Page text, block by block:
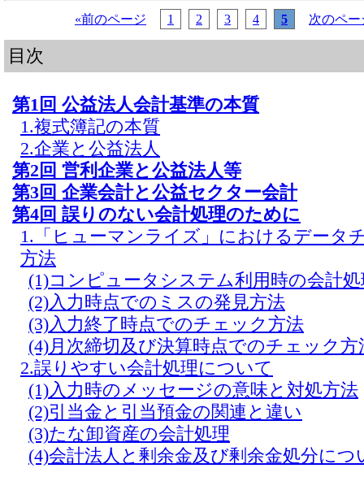
«前のページ 1 2 3 4 5 次のペー
目次
第1回 公益法人会計基準の本質
1.複式簿記の本質
2.企業と公益法人
第2回 営利企業と公益法人等
第3回 企業会計と公益セクター会計
第4回 誤りのない会計処理のために
1.「ヒューマンライズ」におけるデータ
方法
(1)コンピュータシステム利用時の会計
(2)入力時点でのミスの発見方法
(3)入力終了時点でのチェック方法
(4)月次締切及び決算時点でのチェック方
2.誤りやすい会計処理について
(1)入力時のメッセージの意味と対処方法
(2)引当金と引当預金の関連と違い
(3)たな卸資産の会計処理
(4)会計法人と剰余金及び剰余金処分につ